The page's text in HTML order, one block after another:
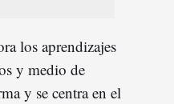
los aprendizajes
y medio de
y se centra en el